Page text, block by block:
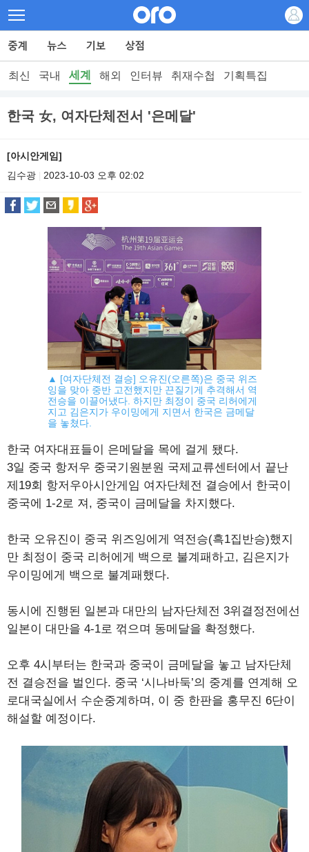
최신 국내 세계 해외 인터뷰 취재수첩 기획특집
한국 女, 여자단체전서 '은메달'
[아시안게임]
김수광
2023-10-03 오후 02:02
▲ [여자단체전 결승] 오유진(오른쪽)은 중국 위즈
잉을 맞아 중반 고전했지만 끈질기게 추격해서 역
전승을 이끌어냈다. 하지만 최정이 중국 리허에게
지고 김은지가 우이밍에게 지면서 한국은 금메달
을 놓쳤다.
한국 여자대표들이 은메달을 목에 걸게 됐다.
3일 중국 항저우 중국기원분원 국제교류센터에서 끝난
제19회 항저우아시안게임 여자단체전 결승에서 한국이
중국에 1-2로 져, 중국이 금메달을 차지했다.
한국 오유진이 중국 위즈잉에게 역전승(흑1집반승)했지
만 최정이 중국 리허에게 백으로 불계패하고, 김은지가
우이밍에게 백으로 불계패했다.
동시에 진행된 일본과 대만의 남자단체전 3위결정전에선
일본이 대만을 4-1로 꺾으며 동메달을 확정했다.
오후 4시부터는 한국과 중국이 금메달을 놓고 남자단체
전 결승전을 벌인다. 중국 ‘시나바둑’의 중계를 연계해 오
로대국실에서 수순중계하며, 이 중 한판을 홍무진 6단이
해설할 예정이다.